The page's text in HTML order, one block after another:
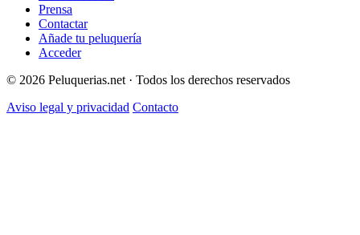
Prensa
Contactar
Añade tu peluquería
Acceder
© 2026 Peluquerias.net · Todos los derechos reservados
Aviso legal y privacidad Contacto